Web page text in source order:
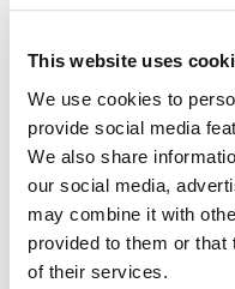
This website uses
We use cookies to
provide social media
We also share
our social media,
may combine it with
provided to them or that
of their services.
Toggle
Alle
Toggle
Technische
Toggle guides and
Instructies